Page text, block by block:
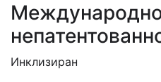
Инклизиран